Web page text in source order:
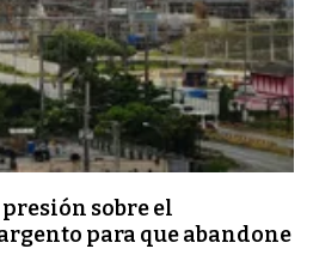
sobre el
para que abandone